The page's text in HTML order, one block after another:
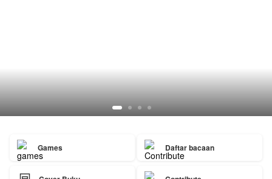
Games Daftar bacaan